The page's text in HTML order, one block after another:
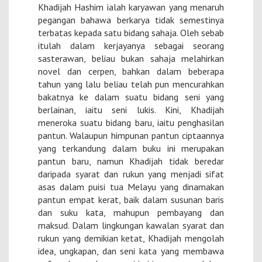
Khadijah Hashim ialah karyawan yang menaruh
pegangan bahawa berkarya tidak semestinya
terbatas kepada satu bidang sahaja. Oleh sebab
itulah dalam kerjayanya sebagai seorang
sasterawan, beliau bukan sahaja melahirkan
novel dan cerpen, bahkan dalam beberapa
tahun yang lalu beliau telah pun mencurahkan
bakatnya ke dalam suatu bidang seni yang
berlainan, iaitu seni lukis. Kini, Khadijah
meneroka suatu bidang baru, iaitu penghasilan
pantun. Walaupun himpunan pantun ciptaannya
yang terkandung dalam buku ini merupakan
pantun baru, namun Khadijah tidak beredar
daripada syarat dan rukun yang menjadi sifat
asas dalam puisi tua Melayu yang dinamakan
pantun empat kerat, baik dalam susunan baris
dan suku kata, mahupun pembayang dan
maksud. Dalam lingkungan kawalan syarat dan
rukun yang demikian ketat, Khadijah mengolah
idea, ungkapan, dan seni kata yang membawa